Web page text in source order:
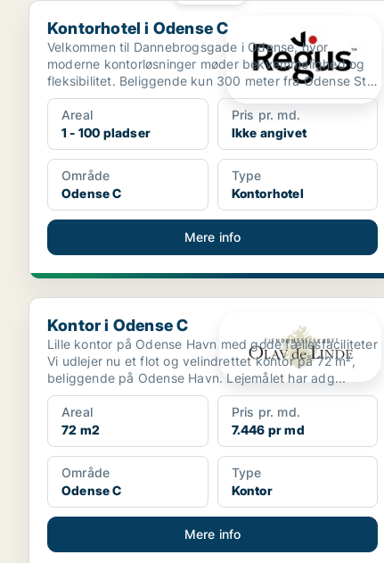
Kontorhotel i Odense C
Kontorhotel i Odense C
Velkommen til Dannebrogsgade i Odense, hvor
moderne kontorløsninger møder bekvemmelighed og
fleksibilitet. Beliggende kun 300 meter fra Odense St.
bus- og to...
Areal
1 - 100 pladser
Pris pr. md.
Ikke angivet
Område
Odense C
Type
Kontorhotel
Mere info
Kontor i Odense C
Kontor i Odense C
Lille kontor på Odense Havn med gode fællesfaciliteter
Vi udlejer nu et flot og velindrettet kontor på 72 m²,
beliggende på Odense Havn. Lejemålet har adg...
Areal
72 m2
Pris pr. md.
7.446 pr md
Område
Odense C
Type
Kontor
Mere info